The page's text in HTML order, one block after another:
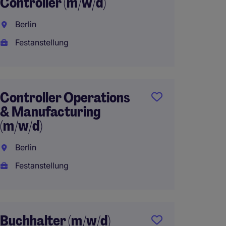
Berlin
Festanstellung
Controller Operations
& Manufacturing
(m/w/d)
Berlin
Festanstellung
Buchhalter (m/w/d)